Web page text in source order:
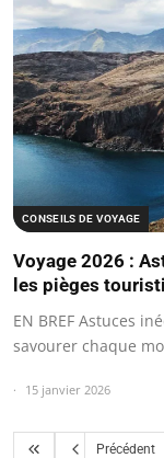
CONSEILS DE VOYAGE
Voyage 2026 :
les pièges
EN BREF Astuces
savourer chaque
15 janvier 2026
Précédent